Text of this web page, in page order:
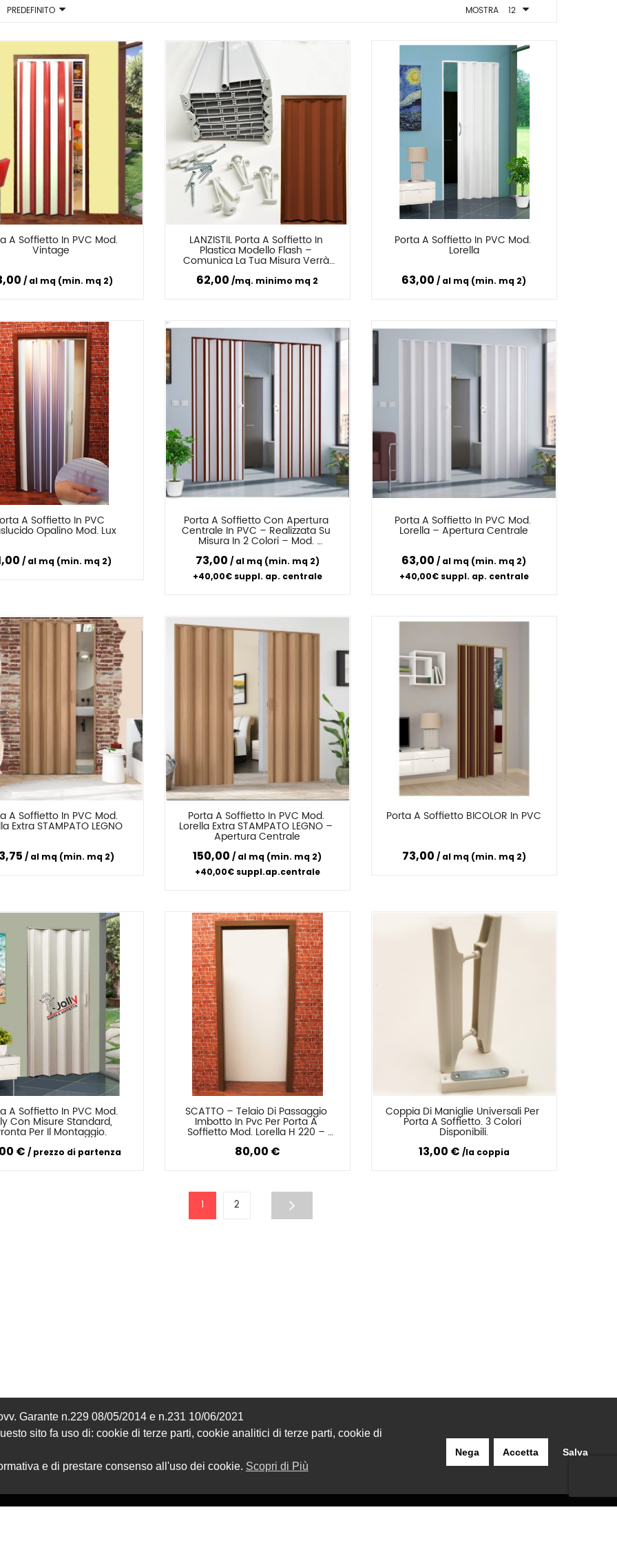
Garante n.229 08/05/2014 e n.231 10/06/2021
sito fa uso di: cookie di terze parti, cookie analitici di terze parti, cookie di
e di prestare consenso all'uso dei cookie. Scopri di Più
Nega Accetta Salva
MICROFORATO) CON
CASSONETTO E GUIDE
188,00
PREDEFINITO MOSTRA 12
A Soffietto In PVC Mod.
Vintage
al mq (min. mq 2)
Confronta LANZISTIL Porta A Soffietto In
Plastica Modello Flash –
Comunica La Tua Misura Verrà
Tua Porta In 10 Minuti – 9 Colori,
62,00 mq. minimo mq 2
Confronta Porta A Soffietto In PVC Mod.
Lorella
63,00 al mq (min. mq 2)
Confronta
A Soffietto In PVC
Opalino Mod. Lux
al mq (min. mq 2)
Confronta Porta A Soffietto Con Apertura
Centrale In PVC – Realizzata Su
Misura In 2 Colori – Mod.
73,00 al mq (min. mq 2)
+40,00€ suppl. ap. centrale
Confronta Porta A Soffietto In PVC Mod.
Lorella – Apertura Centrale
63,00 al mq (min. mq 2)
+40,00€ suppl. ap. centrale
Confronta
A Soffietto In PVC Mod.
Extra STAMPATO LEGNO
al mq (min. mq 2)
Confronta Porta A Soffietto In PVC Mod.
Lorella Extra STAMPATO LEGNO –
Apertura Centrale
150,00 al mq (min. mq 2)
+40,00€ suppl.ap.centrale
Confronta Porta A Soffietto BICOLOR In PVC
73,00 al mq (min. mq 2)
Confronta
A Soffietto In PVC Mod.
Con Misure Standard,
Per Il Montaggio.
€ prezzo di partenza
Confronta SCATTO – Telaio Di Passaggio
Imbotto In Pvc Per Porta A
Soffietto Mod. Lorella H 220 –
Tasselli. Classe 1 Ignifugo
80,00 €
Confronta Coppia Di Maniglie Universali Per
Porta A Soffietto. 3 Colori
Disponibili.
13,00 € la coppia
Confronta
1 2